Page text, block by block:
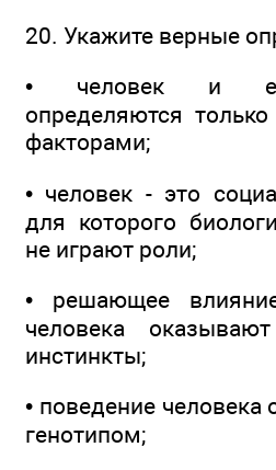
20. Укажите верные
• человек и
определяются
факторами;
• человек - это
для которого
не играют роли;
• решающее
человека
инстинкты;
• поведение человека
генотипом;